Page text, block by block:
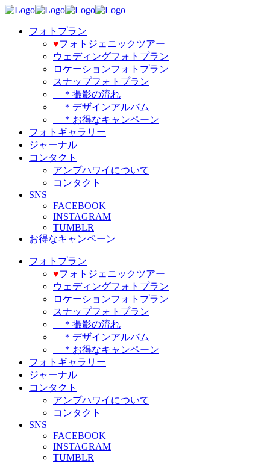
フォトプラン
♥️フォトジェニックツアー
ウェディングフォトプラン
ロケーションフォトプラン
スナップフォトプラン
＊撮影の流れ
＊デザインアルバム
＊お得なキャンペーン
フォトギャラリー
ジャーナル
コンタクト
アンプハワイについて
コンタクト
SNS
FACEBOOK
INSTAGRAM
TUMBLR
お得なキャンペーン
フォトプラン
♥️フォトジェニックツアー
ウェディングフォトプラン
ロケーションフォトプラン
スナップフォトプラン
＊撮影の流れ
＊デザインアルバム
＊お得なキャンペーン
フォトギャラリー
ジャーナル
コンタクト
アンプハワイについて
コンタクト
SNS
FACEBOOK
INSTAGRAM
TUMBLR